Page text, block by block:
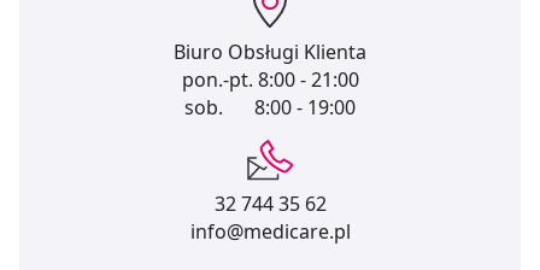
Biuro Obsługi Klienta
pon.-pt. 8:00 - 21:00
sob.
8:00 - 19:00
32 744 35 62
info@medicare.pl